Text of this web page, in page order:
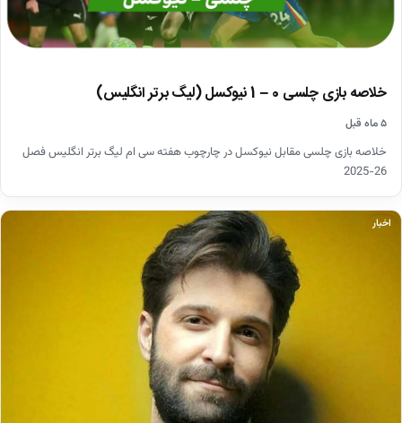
خلاصه بازی چلسی 0 – 1 نیوکسل (لیگ برتر انگلیس)
۵ ماه قبل
خلاصه بازی چلسی مقابل نیوکسل در چارچوب هفته سی ام لیگ برتر انگلیس فصل
26-2025
اخبار